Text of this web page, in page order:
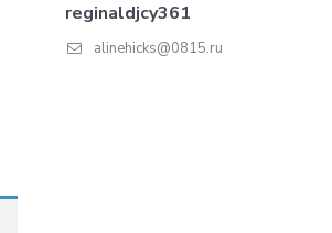
reginaldjcy361
alinehicks@0815.ru